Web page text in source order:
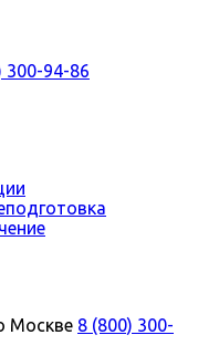
300-94-86
Москве 8 (800) 300-